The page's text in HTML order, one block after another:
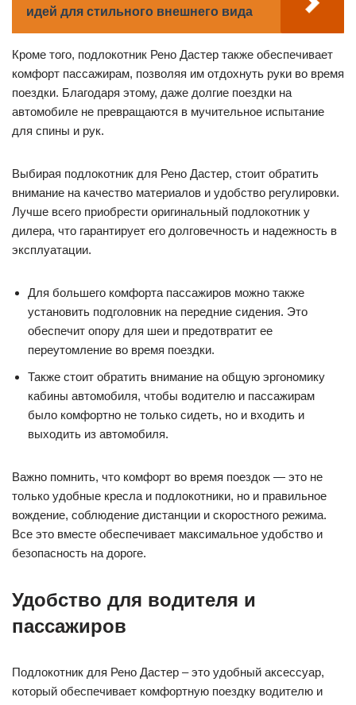
идей для стильного внешнего вида
Кроме того, подлокотник Рено Дастер также обеспечивает
комфорт пассажирам, позволяя им отдохнуть руки во время
поездки. Благодаря этому, даже долгие поездки на
автомобиле не превращаются в мучительное испытание
для спины и рук.
Выбирая подлокотник для Рено Дастер, стоит обратить
внимание на качество материалов и удобство регулировки.
Лучше всего приобрести оригинальный подлокотник у
дилера, что гарантирует его долговечность и надежность в
эксплуатации.
Для большего комфорта пассажиров можно также
установить подголовник на передние сидения. Это
обеспечит опору для шеи и предотвратит ее
переутомление во время поездки.
Также стоит обратить внимание на общую эргономику
кабины автомобиля, чтобы водителю и пассажирам
было комфортно не только сидеть, но и входить и
выходить из автомобиля.
Важно помнить, что комфорт во время поездок — это не
только удобные кресла и подлокотники, но и правильное
вождение, соблюдение дистанции и скоростного режима.
Все это вместе обеспечивает максимальное удобство и
безопасность на дороге.
Удобство для водителя и
пассажиров
Подлокотник для Рено Дастер – это удобный аксессуар,
который обеспечивает комфортную поездку водителю и